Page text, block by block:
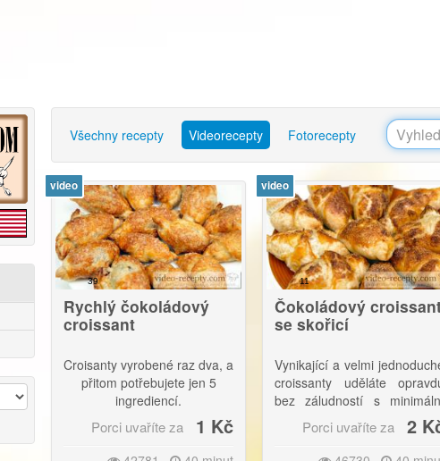
Všechny recepty Videorecepty Fotorecepty
video
39
Rychlý čokoládový
croissant
Croisanty vyrobené raz dva, a
přitom potřebujete jen 5
ingrediencí.
Porci uvaříte za 1 Kč
video
11
Čokoládový
se skořicí
Vynikající a velmi
croissanty uděláte
bez záludností s
námahou.
Porci uvaříte za 2